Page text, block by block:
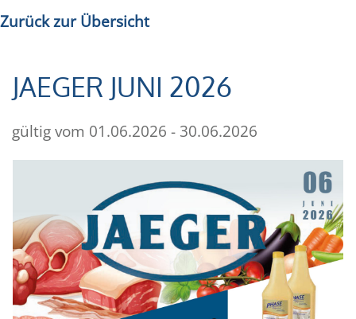
Zurück zur Übersicht
JAEGER JUNI 2026
gültig vom 01.06.2026 - 30.06.2026